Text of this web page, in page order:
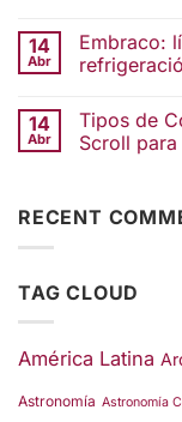
14
Abr
Embraco:
14
Abr
Tipos de
Scroll
RECENT
TAG CLOUD
América Latina
Astronomía Astronomía